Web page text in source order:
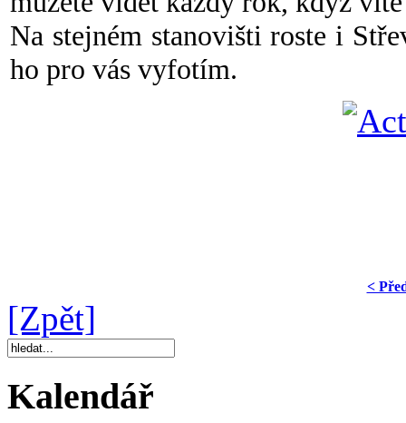
Na stejném stanovišti roste i
ho pro vás vyfotím.
<
[Zpět]
Kalendář